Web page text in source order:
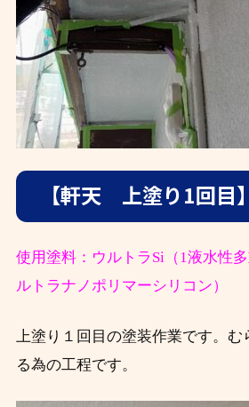
【軒天 上塗り1回目】
使用塗料：ウルトラSi（1液水性
ルトラナノポリマーシリコン）
上塗り１回目の塗装作業です。む
る為の工程です。